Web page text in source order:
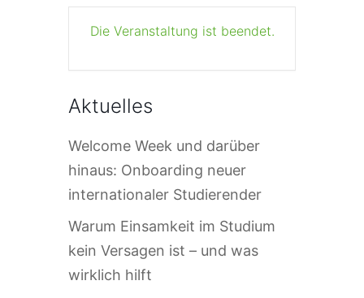
Die Veranstaltung ist beendet.
Aktuelles
Welcome Week und darüber
hinaus: Onboarding neuer
internationaler Studierender
Warum Einsamkeit im Studium
kein Versagen ist – und was
wirklich hilft